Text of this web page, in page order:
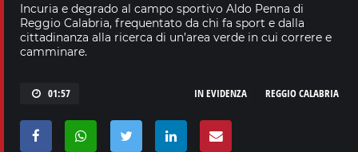
Incuria e degrado al campo sportivo Aldo Penna di
Reggio Calabria, frequentato da chi fa sport e dalla
cittadinanza alla ricerca di un’area verde in cui correre e
camminare.
01:57 REGGIO CALABRIA
IN EVIDENZA